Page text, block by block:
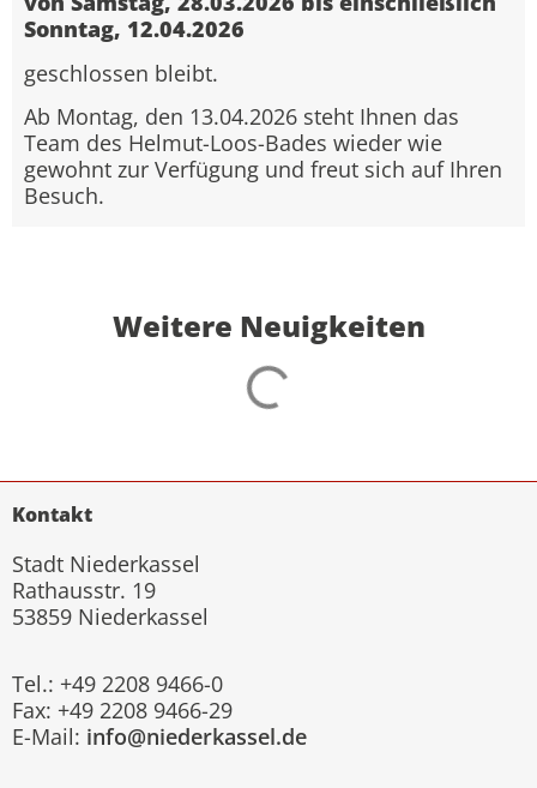
Sonntag, 12.04.2026
geschlossen bleibt.
Ab Montag, den 13.04.2026 steht Ihnen das
Team des Helmut-Loos-Bades wieder wie
gewohnt zur Verfügung und freut sich auf Ihren
Besuch.
Weitere Neuigkeiten
Kontakt
Stadt Niederkassel
Rathausstr. 19
53859 Niederkassel
Tel.: +49 2208 9466-0
Fax: +49 2208 9466-29
E-Mail: info@niederkassel.de